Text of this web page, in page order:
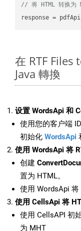
// 将 HTML 转换为
在 RTF Files
Java 轉換
设置 WordsApi 和
使用您的客户端
初始化 WordsApi
使用 WordsApi 将
创建
置为 HTML。
使用 WordsApi 将
使用 CellsApi 将
使用 CellsAPI 初
为 MHT